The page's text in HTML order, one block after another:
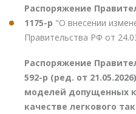
Распоряжение
1175-р "О внесении
Правительства РФ от
Распоряжение
592-р (ред. от
моделей допущенных
качестве легкового